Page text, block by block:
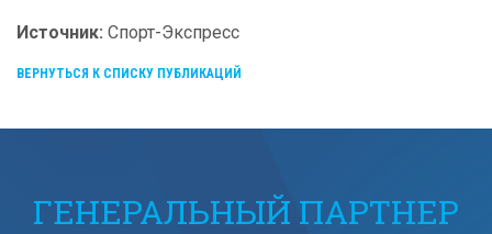
Источник: Спорт-Экспресс
ВЕРНУТЬСЯ К СПИСКУ ПУБЛИКАЦИЙ
ГЕНЕРАЛЬНЫЙ ПАРТНЕР